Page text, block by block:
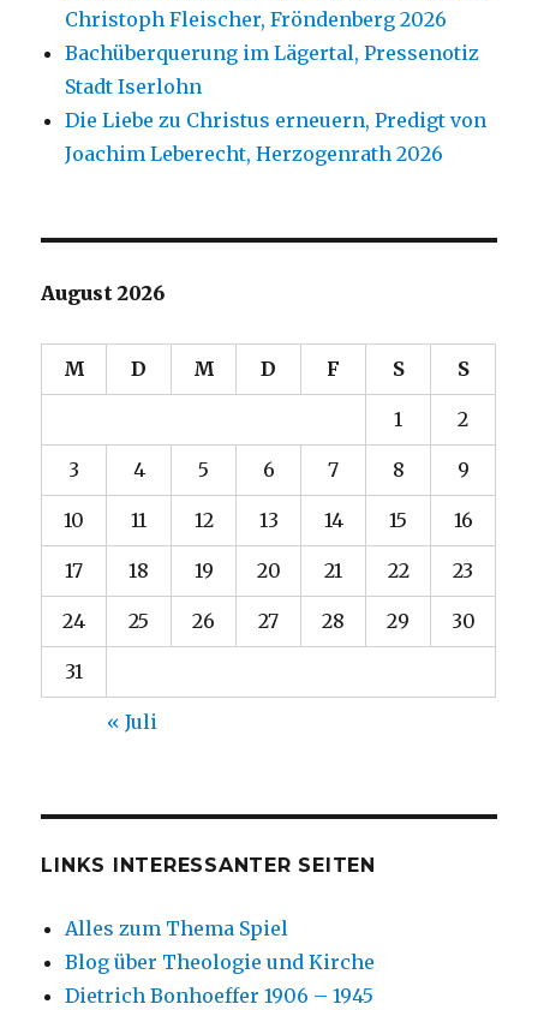
Christoph Fleischer, Fröndenberg 2026
Bachüberquerung im Lägertal, Pressenotiz
Stadt Iserlohn
Die Liebe zu Christus erneuern, Predigt von
Joachim Leberecht, Herzogenrath 2026
August 2026
M D M D F S S
1 2
3 4 5 6 7 8 9
10 11 12 13 14 15 16
17 18 19 20 21 22 23
24 25 26 27 28 29 30
31
« Juli
LINKS INTERESSANTER SEITEN
Alles zum Thema Spiel
Blog über Theologie und Kirche
Dietrich Bonhoeffer 1906 – 1945